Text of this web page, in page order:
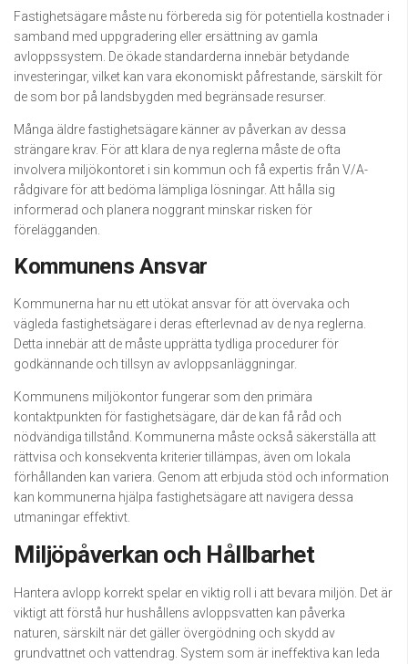
Fastighetsägare måste nu förbereda sig för potentiella kostnader i
samband med uppgradering eller ersättning av gamla
avloppssystem. De ökade standarderna innebär betydande
investeringar, vilket kan vara ekonomiskt påfrestande, särskilt för
de som bor på landsbygden med begränsade resurser.
Många äldre fastighetsägare känner av påverkan av dessa
strängare krav. För att klara de nya reglerna måste de ofta
involvera miljökontoret i sin kommun och få expertis från V/A-
rådgivare för att bedöma lämpliga lösningar. Att hålla sig
informerad och planera noggrant minskar risken för
förelägganden.
Kommunens Ansvar
Kommunerna har nu ett utökat ansvar för att övervaka och
vägleda fastighetsägare i deras efterlevnad av de nya reglerna.
Detta innebär att de måste upprätta tydliga procedurer för
godkännande och tillsyn av avloppsanläggningar.
Kommunens miljökontor fungerar som den primära
kontaktpunkten för fastighetsägare, där de kan få råd och
nödvändiga tillstånd. Kommunerna måste också säkerställa att
rättvisa och konsekventa kriterier tillämpas, även om lokala
förhållanden kan variera. Genom att erbjuda stöd och information
kan kommunerna hjälpa fastighetsägare att navigera dessa
utmaningar effektivt.
Miljöpåverkan och Hållbarhet
Hantera avlopp korrekt spelar en viktig roll i att bevara miljön. Det är
viktigt att förstå hur hushållens avloppsvatten kan påverka
naturen, särskilt när det gäller övergödning och skydd av
grundvattnet och vattendrag. System som är ineffektiva kan leda